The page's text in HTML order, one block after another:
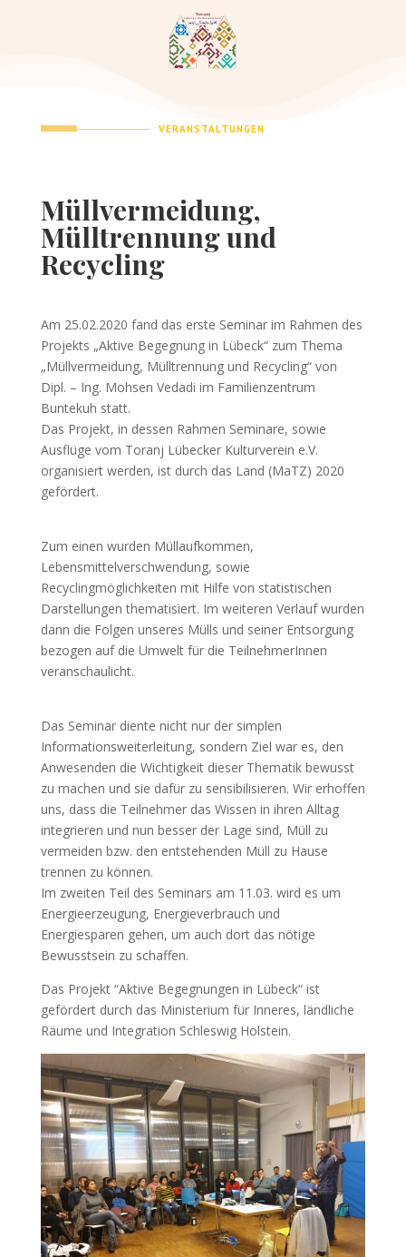
VERANSTALTUNGEN
Müllvermeidung,
Mülltrennung und
Recycling
Am 25.02.2020 fand das erste Seminar im Rahmen des
Projekts „Aktive Begegnung in Lübeck“ zum Thema
„Müllvermeidung, Mülltrennung und Recycling“ von
Dipl. – Ing. Mohsen Vedadi im Familienzentrum
Buntekuh statt.
Das Projekt, in dessen Rahmen Seminare, sowie
Ausflüge vom Toranj Lübecker Kulturverein e.V.
organisiert werden, ist durch das Land (MaTZ) 2020
gefördert.
Zum einen wurden Müllaufkommen,
Lebensmittelverschwendung, sowie
Recyclingmöglichkeiten mit Hilfe von statistischen
Darstellungen thematisiert. Im weiteren Verlauf wurden
dann die Folgen unseres Mülls und seiner Entsorgung
bezogen auf die Umwelt für die TeilnehmerInnen
veranschaulicht.
Das Seminar diente nicht nur der simplen
Informationsweiterleitung, sondern Ziel war es, den
Anwesenden die Wichtigkeit dieser Thematik bewusst
zu machen und sie dafür zu sensibilisieren. Wir erhoffen
uns, dass die Teilnehmer das Wissen in ihren Alltag
integrieren und nun besser der Lage sind, Müll zu
vermeiden bzw. den entstehenden Müll zu Hause
trennen zu können.
Im zweiten Teil des Seminars am 11.03. wird es um
Energieerzeugung, Energieverbrauch und
Energiesparen gehen, um auch dort das nötige
Bewusstsein zu schaffen.
Das Projekt “Aktive Begegnungen in Lübeck“ ist
gefördert durch das Ministerium für Inneres, ländliche
Räume und Integration Schleswig Holstein.